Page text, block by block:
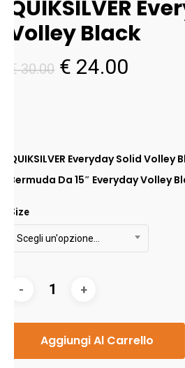
QUIKSILVER
Volley Black
€30.00 Il
€ 30.00.
€ 24.00
€
QUIKSILVER Everyday Solid Volley
Bermuda Da 15″ Everyday Volley
Size
Scegli un'opzione…
Aggiungi Al Carrello